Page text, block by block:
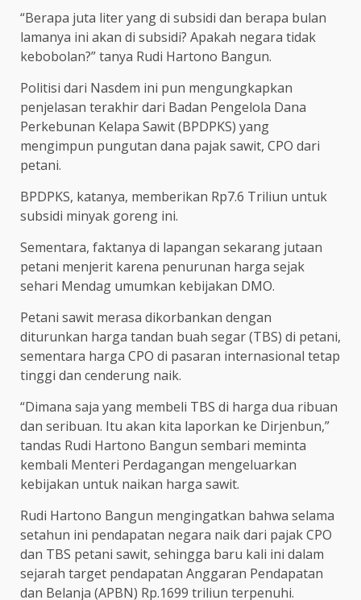
“Berapa juta liter yang di subsidi dan berapa bulan
lamanya ini akan di subsidi? Apakah negara tidak
kebobolan?” tanya Rudi Hartono Bangun.
Politisi dari Nasdem ini pun mengungkapkan
penjelasan terakhir dari Badan Pengelola Dana
Perkebunan Kelapa Sawit (BPDPKS) yang
mengimpun pungutan dana pajak sawit, CPO dari
petani.
BPDPKS, katanya, memberikan Rp7.6 Triliun untuk
subsidi minyak goreng ini.
Sementara, faktanya di lapangan sekarang jutaan
petani menjerit karena penurunan harga sejak
sehari Mendag umumkan kebijakan DMO.
Petani sawit merasa dikorbankan dengan
diturunkan harga tandan buah segar (TBS) di petani,
sementara harga CPO di pasaran internasional tetap
tinggi dan cenderung naik.
“Dimana saja yang membeli TBS di harga dua ribuan
dan seribuan. Itu akan kita laporkan ke Dirjenbun,”
tandas Rudi Hartono Bangun sembari meminta
kembali Menteri Perdagangan mengeluarkan
kebijakan untuk naikan harga sawit.
Rudi Hartono Bangun mengingatkan bahwa selama
setahun ini pendapatan negara naik dari pajak CPO
dan TBS petani sawit, sehingga baru kali ini dalam
sejarah target pendapatan Anggaran Pendapatan
dan Belanja (APBN) Rp.1699 triliun terpenuhi.